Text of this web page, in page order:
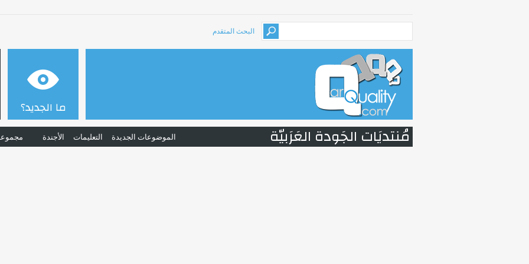
البحث المتقدم
ما الجديد؟
الموضوعات الجديدة التعليمات الأجندة مُنتديَات الجَودة العَرَبيّة